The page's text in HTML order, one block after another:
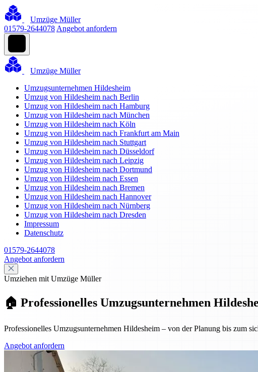
Umzüge Müller
01579-2644078 Angebot anfordern
Umzüge Müller
Umzugsunternehmen Hildesheim
Umzug von Hildesheim nach Berlin
Umzug von Hildesheim nach Hamburg
Umzug von Hildesheim nach München
Umzug von Hildesheim nach Köln
Umzug von Hildesheim nach Frankfurt am Main
Umzug von Hildesheim nach Stuttgart
Umzug von Hildesheim nach Düsseldorf
Umzug von Hildesheim nach Leipzig
Umzug von Hildesheim nach Dortmund
Umzug von Hildesheim nach Essen
Umzug von Hildesheim nach Bremen
Umzug von Hildesheim nach Hannover
Umzug von Hildesheim nach Nürnberg
Umzug von Hildesheim nach Dresden
Impressum
Datenschutz
01579-2644078
Angebot anfordern
Umziehen mit Umzüge Müller
🏠 Professionelles Umzugsunternehmen
Professionelles Umzugsunternehmen Hildesheim – von der Planung bis zum
Angebot anfordern